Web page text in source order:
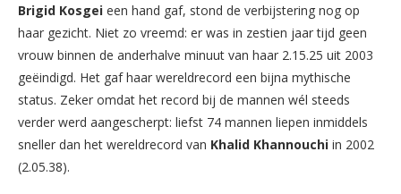
Brigid Kosgei een hand gaf, stond de verbijstering nog op
haar gezicht. Niet zo vreemd: er was in zestien jaar tijd geen
vrouw binnen de anderhalve minuut van haar 2.15.25 uit 2003
geëindigd. Het gaf haar wereldrecord een bijna mythische
status. Zeker omdat het record bij de mannen wél steeds
verder werd aangescherpt: liefst 74 mannen liepen inmiddels
sneller dan het wereldrecord van Khalid Khannouchi in 2002
(2.05.38).